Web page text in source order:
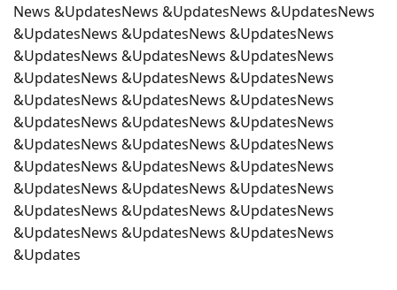
News &UpdatesNews &UpdatesNews &UpdatesNews
&UpdatesNews &UpdatesNews &UpdatesNews
&UpdatesNews &UpdatesNews &UpdatesNews
&UpdatesNews &UpdatesNews &UpdatesNews
&UpdatesNews &UpdatesNews &UpdatesNews
&UpdatesNews &UpdatesNews &UpdatesNews
&UpdatesNews &UpdatesNews &UpdatesNews
&UpdatesNews &UpdatesNews &UpdatesNews
&UpdatesNews &UpdatesNews &UpdatesNews
&UpdatesNews &UpdatesNews &UpdatesNews
&UpdatesNews &UpdatesNews &UpdatesNews
&Updates